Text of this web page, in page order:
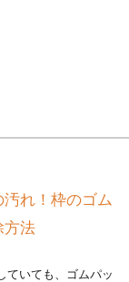
れ！枠のゴム
方法
ていても、ゴムパッ